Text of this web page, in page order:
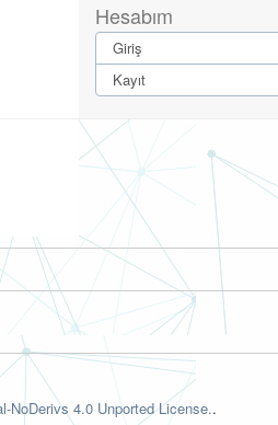
Hesabım
Giriş
Kayıt
NoDerivs 4.0 Unported License..